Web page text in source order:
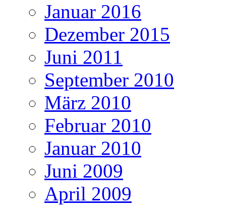
Januar 2016
Dezember 2015
Juni 2011
September 2010
März 2010
Februar 2010
Januar 2010
Juni 2009
April 2009